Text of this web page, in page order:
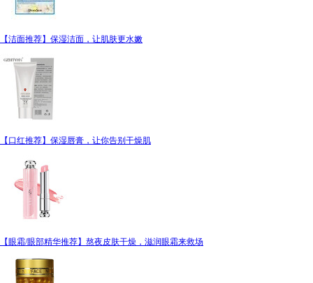
【洁面推荐】保湿洁面，让肌肤更水嫩
【口红推荐】保湿唇膏，让你告别干燥肌
【眼霜/眼部精华推荐】熬夜皮肤干燥，滋润眼霜来救场